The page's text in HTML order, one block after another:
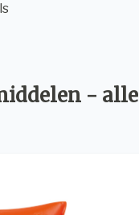
- alle